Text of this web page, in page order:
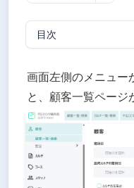
目次
画面左側のメニュー
と、顧客一覧ページ